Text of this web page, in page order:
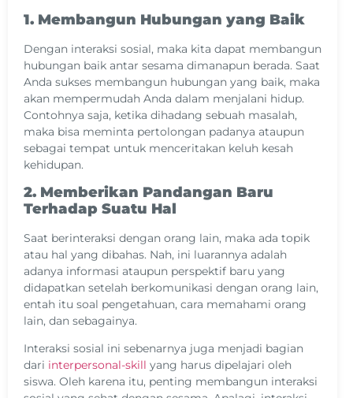
1. Membangun Hubungan yang Baik
Dengan interaksi sosial, maka kita dapat membangun
hubungan baik antar sesama dimanapun berada. Saat
Anda sukses membangun hubungan yang baik, maka
akan mempermudah Anda dalam menjalani hidup.
Contohnya saja, ketika dihadang sebuah masalah,
maka bisa meminta pertolongan padanya ataupun
sebagai tempat untuk menceritakan keluh kesah
kehidupan.
2. Memberikan Pandangan Baru
Terhadap Suatu Hal
Saat berinteraksi dengan orang lain, maka ada topik
atau hal yang dibahas. Nah, ini luarannya adalah
adanya informasi ataupun perspektif baru yang
didapatkan setelah berkomunikasi dengan orang lain,
entah itu soal pengetahuan, cara memahami orang
lain, dan sebagainya.
Interaksi sosial ini sebenarnya juga menjadi bagian
dari interpersonal-skill yang harus dipelajari oleh
siswa. Oleh karena itu, penting membangun interaksi